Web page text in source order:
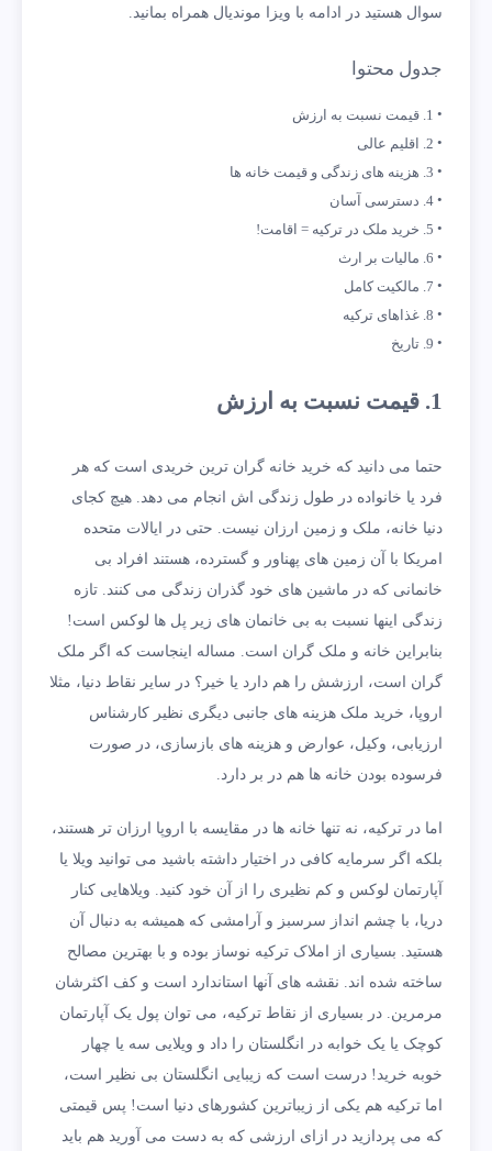
سوال هستید در ادامه با ویزا موندیال همراه بمانید.
جدول محتوا
1. قیمت نسبت به ارزش
2. اقلیم عالی
3. هزینه های زندگی و قیمت خانه ها
4. دسترسی آسان
5. خرید ملک در ترکیه = اقامت!
6. مالیات بر ارث
7. مالکیت کامل
8. غذاهای ترکیه
9. تاریخ
1. قیمت نسبت به ارزش
حتما می دانید که خرید خانه گران ترین خریدی است که هر
فرد یا خانواده در طول زندگی اش انجام می دهد. هیچ کجای
دنیا خانه، ملک و زمین ارزان نیست. حتی در ایالات متحده
امریکا با آن زمین های پهناور و گسترده، هستند افراد بی
خانمانی که در ماشین های خود گذران زندگی می کنند. تازه
زندگی اینها نسبت به بی خانمان های زیر پل ها لوکس است!
بنابراین خانه و ملک گران است. مساله اینجاست که اگر ملک
گران است، ارزشش را هم دارد یا خیر؟ در سایر نقاط دنیا، مثلا
اروپا، خرید ملک هزینه های جانبی دیگری نظیر کارشناس
ارزیابی، وکیل، عوارض و هزینه های بازسازی، در صورت
فرسوده بودن خانه ها هم در بر دارد.
اما در ترکیه، نه تنها خانه ها در مقایسه با اروپا ارزان تر هستند،
بلکه اگر سرمایه کافی در اختیار داشته باشید می توانید ویلا یا
آپارتمان لوکس و کم نظیری را از آن خود کنید. ویلاهایی کنار
دریا، با چشم انداز سرسبز و آرامشی که همیشه به دنبال آن
هستید. بسیاری از املاک ترکیه نوساز بوده و با بهترین مصالح
ساخته شده اند. نقشه های آنها استاندارد است و کف اکثرشان
مرمرین. در بسیاری از نقاط ترکیه، می توان پول یک آپارتمان
کوچک یا یک خوابه در انگلستان را داد و ویلایی سه یا چهار
خوبه خرید! درست است که زیبایی انگلستان بی نظیر است،
اما ترکیه هم یکی از زیباترین کشورهای دنیا است! پس قیمتی
که می پردازید در ازای ارزشی که به دست می آورید هم باید